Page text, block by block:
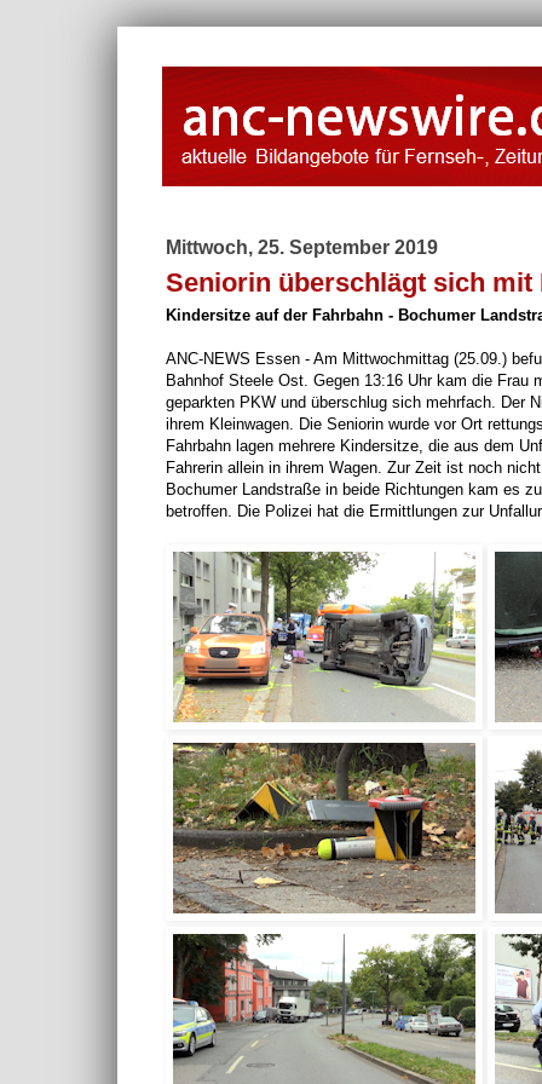
Mittwoch, 25. September 2019
Seniorin überschlägt sich mit
Kindersitze auf der Fahrbahn - Bochumer
ANC-NEWS Essen - Am Mittwochmittag (25.09.)
Bahnhof Steele Ost. Gegen 13:16 Uhr kam die Frau
geparkten PKW und überschlug sich mehrfach. Der
ihrem Kleinwagen. Die Seniorin wurde vor Ort
Fahrbahn lagen mehrere Kindersitze, die aus dem
Fahrerin allein in ihrem Wagen. Zur Zeit ist noch
Bochumer Landstraße in beide Richtungen kam es
betroffen. Die Polizei hat die Ermittlungen zur